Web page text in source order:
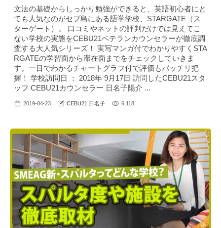
文法の基礎からしっかり勉強ができると、英語初心者にと
ても人気なのがセブ島にある語学学校、STARGATE（ス
ターゲート）。 口コミやネットの評判だけでは見えてこ
ない学校の実態をCEBU21ベテランカウンセラーが徹底調
査する大人気シリーズ！ 実写マンガ付でわかりやすくSTA
RGATEの学習面から滞在面までをチェックしていきま
す。一目でわかるチャートグラフ付で評価もバッチリ把
握！ 学校訪問日 ： 2018年 9月17日 訪問したCEBU21スタ
ッフ CEBU21カウンセラー 日名子陽介 ...
2019-04-23 CEBU21 日名子 6,118